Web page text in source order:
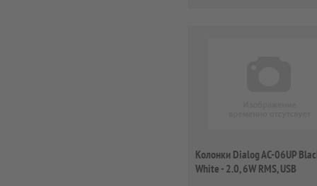
Колонки Dialog AC-06UP
White - 2.0, 6W RMS, USB